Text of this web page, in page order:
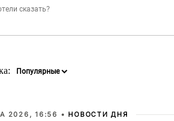
2026, 16:56 • НОВОСТИ ДНЯ